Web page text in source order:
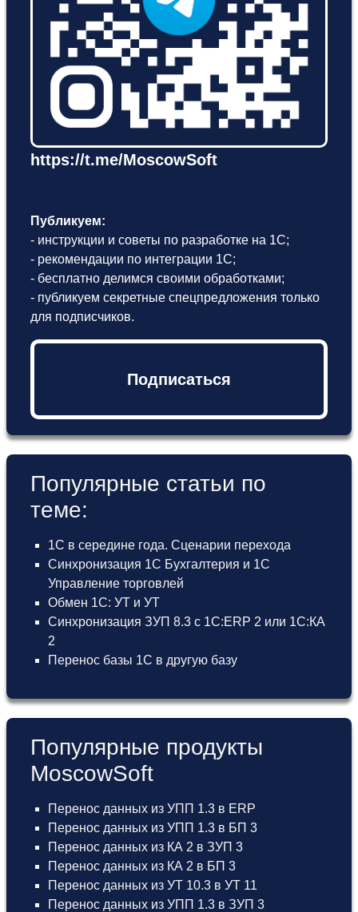
https://t.me/MoscowSoft
Публикуем:
- инструкции и советы по разработке на 1С;
- рекомендации по интеграции 1С;
- бесплатно делимся своими обработками;
- публикуем секретные спецпредложения только
для подписчиков.
Подписаться
Популярные статьи по
теме:
1С в середине года. Сценарии перехода
Синхронизация 1С Бухгалтерия и 1С
Управление торговлей
Обмен 1С: УТ и УТ
Синхронизация ЗУП 8.3 с 1С:ERP 2 или 1С:КА
2
Перенос базы 1С в другую базу
Популярные продукты
MoscowSoft
Перенос данных из УПП 1.3 в ERP
Перенос данных из УПП 1.3 в БП 3
Перенос данных из КА 2 в ЗУП 3
Перенос данных из КА 2 в БП 3
Перенос данных из УТ 10.3 в УТ 11
Перенос данных из УПП 1.3 в ЗУП 3